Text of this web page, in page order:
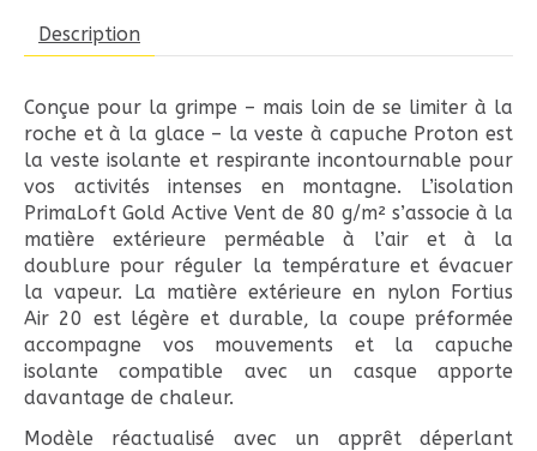
Description
Conçue pour la grimpe – mais loin de se limiter à la
roche et à la glace – la veste à capuche Proton est
la veste isolante et respirante incontournable pour
vos activités intenses en montagne. L’isolation
PrimaLoft Gold Active Vent de 80 g/m² s’associe à la
matière extérieure perméable à l’air et à la
doublure pour réguler la température et évacuer
la vapeur. La matière extérieure en nylon Fortius
Air 20 est légère et durable, la coupe préformée
accompagne vos mouvements et la capuche
isolante compatible avec un casque apporte
davantage de chaleur.
Modèle réactualisé avec un apprêt déperlant